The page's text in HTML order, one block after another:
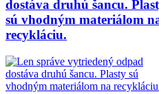
dostáva druhú šancu.
sú vhodným materiálom
recykláciu.